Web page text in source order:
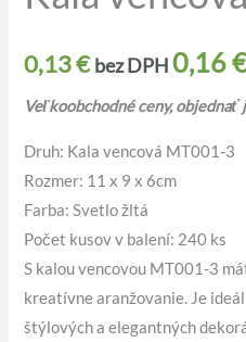
0,13€ bez DPH0,16
Veľkoobchodné ceny, objednať
Druh: Kala vencová MT001-3
Rozmer: 11 x 9 x 6cm
Farba: Svetlo žltá
Počet kusov v balení: 240 ks
S kalou vencovou MT001-3
kreatívne aranžovanie. Je
štýlových a elegantných
3